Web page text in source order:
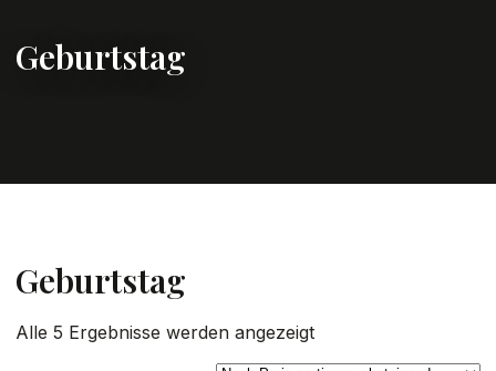
Geburtstag
Geburtstag
Alle 5 Ergebnisse werden angezeigtNach
Preis